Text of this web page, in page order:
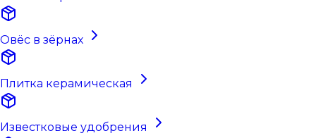
Овёс в зёрнах
Плитка керамическая
Известковые удобрения